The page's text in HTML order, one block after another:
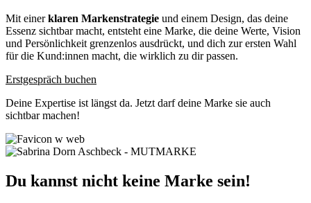
Mit einerklaren Markenstrategie und einem Design, das deine
Essenz sichtbar macht, entsteht eine Marke, die deine Werte, Vision
und Persönlichkeit grenzenlos ausdrückt, und dich zur ersten Wahl
für die Kund:innen macht, die wirklich zu dir passen.
Erstgespräch buchen
Deine Expertise ist längst da. Jetzt darf deine Marke sie auch
sichtbar machen!
Du kannst nicht keine Marke sein!